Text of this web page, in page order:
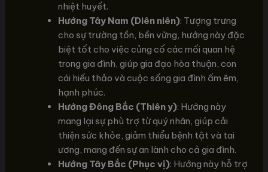
nhiệt huyết.
Hướng Tây Nam (Diên niên): Tượng trưng
cho sự trường tồn, bền vững, hướng này đặc
biệt tốt cho việc củng cố các mối quan hệ
trong gia đình, giúp gia đạo hòa thuận, con
cái hiếu thảo và cuộc sống gia đình ấm êm,
hạnh phúc.
Hướng Đông Bắc (Thiên y): Hướng này
mang lại sự phù trợ từ quý nhân, giúp cải
thiện sức khỏe, giảm thiểu bệnh tật và tai
ương, mang đến sự an lành cho cả gia đình.
Hướng Tây Bắc (Phục vị): Hướng này hỗ trợ